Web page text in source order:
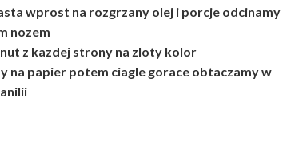
wprost na rozgrzany olej i porcje odcinamy
nozem
z kazdej strony na zloty kolor
na papier potem ciagle gorace obtaczamy w